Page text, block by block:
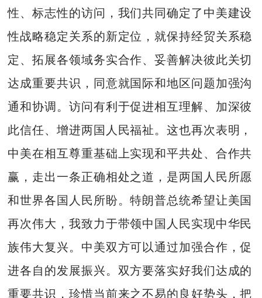
性、标志性的访问，我们共同确定了中美建设
性战略稳定关系的新定位，就保持经贸关系稳
定、拓展各领域务实合作、妥善解决彼此关切
达成重要共识，同意就国际和地区问题加强沟
通和协调。访问有利于促进相互理解、加深彼
此信任、增进两国人民福祉。这也再次表明，
中美在相互尊重基础上实现和平共处、合作共
赢，走出一条正确相处之道，是两国人民所愿
和世界各国人民所盼。特朗普总统希望让美国
再次伟大，我致力于带领中国人民实现中华民
族伟大复兴。中美双方可以通过加强合作，促
进各自的发展振兴。双方要落实好我们达成的
重要共识，珍惜当前来之不易的良好势头，把